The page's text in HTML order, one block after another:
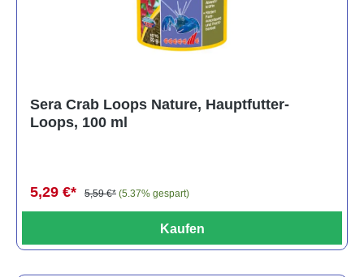
Sera Crab Loops Nature, Hauptfutter-
Loops, 100 ml
5,29 €* 5,59 €* (5.37% gespart)
Kaufen